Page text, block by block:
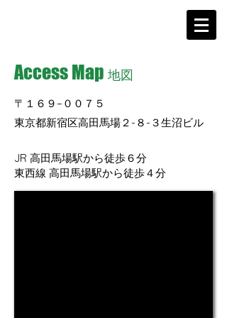
Access Map ​地図
〒１６９−００７５
東京都新宿区高田馬場２-８-３生沼ビル
JR 高田馬場駅から徒歩６分
東西線 高田馬場駅から徒歩４分